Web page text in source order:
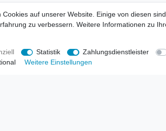
/ New Accounts
& Umweltbestimmungen
Produkt-
Über uns
Cookies auf unserer Website. Einige von diesen
zu verbessern. Weitere Informationen zu
Statistik Zahlungsdienstleister
Weitere Einstellungen